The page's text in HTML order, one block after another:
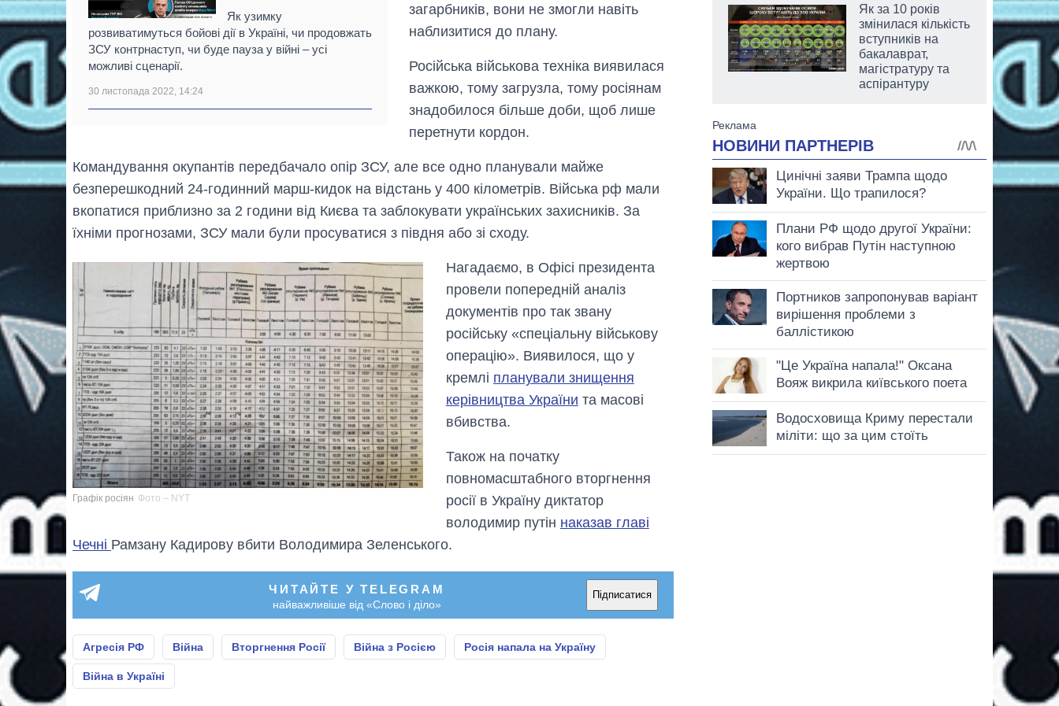
Як узимку
розвиватимуться бойові дії в Україні, чи продовжать
ЗСУ контрнаступ, чи буде пауза у війні – усі
можливі сценарії.
30 листопада 2022, 14:24
загарбників, вони не змогли навіть
наблизитися до плану.
Російська військова техніка виявилася
важкою, тому загрузла, тому росіянам
знадобилося більше доби, щоб лише
перетнути кордон.
Командування окупантів передбачало опір ЗСУ, але все одно планували майже
безперешкодний 24-годинний марш-кидок на відстань у 400 кілометрів. Війська рф мали
вкопатися приблизно за 2 години від Києва та заблокувати українських захисників. За
їхніми прогнозами, ЗСУ мали були просуватися з півдня або зі сходу.
Графік росіян Фото – NYT
Нагадаємо, в Офісі президента
провели попередній аналіз
документів про так звану
російську «спеціальну військову
операцію». Виявилося, що у
кремлі планували знищення
керівництва України та масові
вбивства.
Також на початку
повномасштабного вторгнення
росії в Україну диктатор
володимир путін наказав главі
Чечні Рамзану Кадирову вбити Володимира Зеленського.
ЧИТАЙТЕ У TELEGRAM
найважливіше від «Слово і діло»
Підписатися
Агресія РФ Війна Вторгнення Росії Війна з Росією Росія напала на Україну
Війна в Україні
Як зросли тарифи
Як за 10 років
змінилася кількість
вступників на
бакалаврат,
магістратуру та
аспірантуру